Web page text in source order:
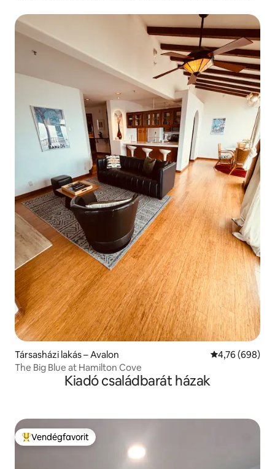
Társasházi lakás – Avalon Átlagos
4,76 (698)
The Big Blue at Hamilton Cove
Kiadó családbarát házak
Kiemelt vendégfavorit
Vendégfavorit